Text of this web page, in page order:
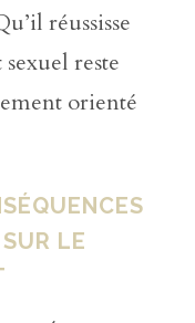
réussisse
reste
orienté
LE